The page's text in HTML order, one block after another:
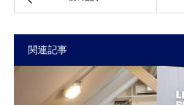
関連記事